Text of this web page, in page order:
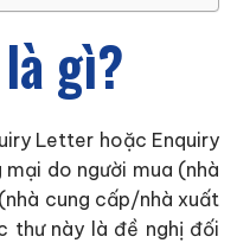
gì?
Letter hoặc Enquiry
do người mua (nhà
cung cấp/nhà xuất
thư này là đề nghị đối